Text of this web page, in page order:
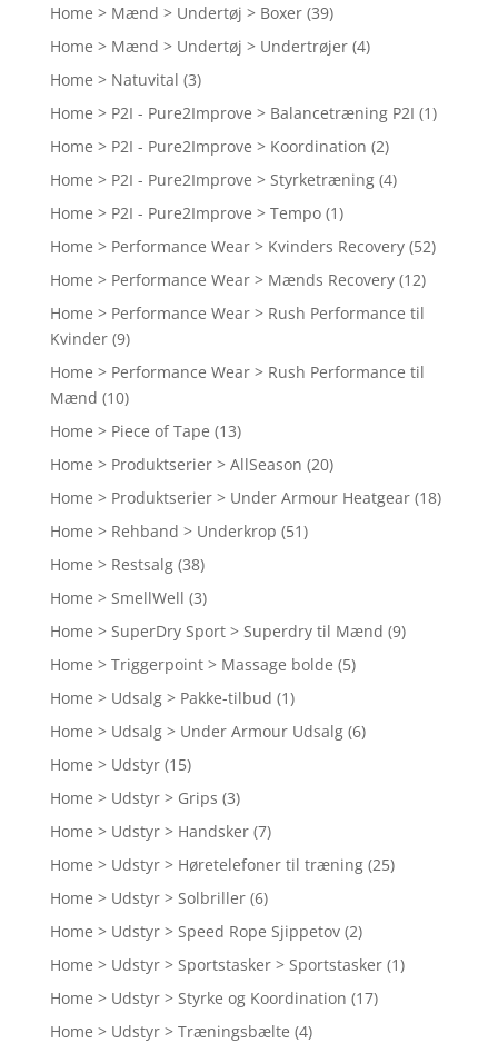
Home > Mænd > Undertøj > Boxer (39)
Home > Mænd > Undertøj > Undertrøjer (4)
Home > Natuvital (3)
Home > P2I - Pure2Improve > Balancetræning P2I (1)
Home > P2I - Pure2Improve > Koordination (2)
Home > P2I - Pure2Improve > Styrketræning (4)
Home > P2I - Pure2Improve > Tempo (1)
Home > Performance Wear > Kvinders Recovery (52)
Home > Performance Wear > Mænds Recovery (12)
Home > Performance Wear > Rush Performance til
Kvinder (9)
Home > Performance Wear > Rush Performance til
Mænd (10)
Home > Piece of Tape (13)
Home > Produktserier > AllSeason (20)
Home > Produktserier > Under Armour Heatgear (18)
Home > Rehband > Underkrop (51)
Home > Restsalg (38)
Home > SmellWell (3)
Home > SuperDry Sport > Superdry til Mænd (9)
Home > Triggerpoint > Massage bolde (5)
Home > Udsalg > Pakke-tilbud (1)
Home > Udsalg > Under Armour Udsalg (6)
Home > Udstyr (15)
Home > Udstyr > Grips (3)
Home > Udstyr > Handsker (7)
Home > Udstyr > Høretelefoner til træning (25)
Home > Udstyr > Solbriller (6)
Home > Udstyr > Speed Rope Sjippetov (2)
Home > Udstyr > Sportstasker > Sportstasker (1)
Home > Udstyr > Styrke og Koordination (17)
Home > Udstyr > Træningsbælte (4)